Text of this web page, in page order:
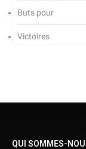
Buts pour
Victoires
QUI SOMMES-